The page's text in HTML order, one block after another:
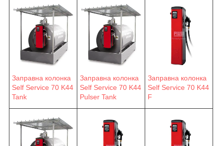
Заправна колонка
Self Service 70 K44
Tank
Заправна колонка
Self Service 70 K44
Pulser Tank
Заправна колонка
Self Service 70 K44
F